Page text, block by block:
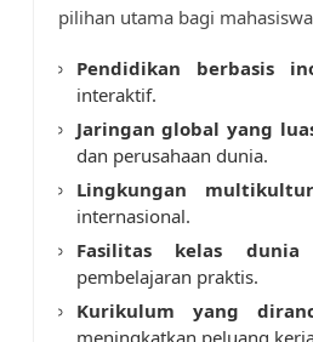
pilihan utama bagi
Pendidikan berbasis
interaktif.
Jaringan global yang
dan perusahaan dunia.
Lingkungan
internasional.
Fasilitas kelas dunia
pembelajaran praktis.
Kurikulum yang
meningkatkan peluang